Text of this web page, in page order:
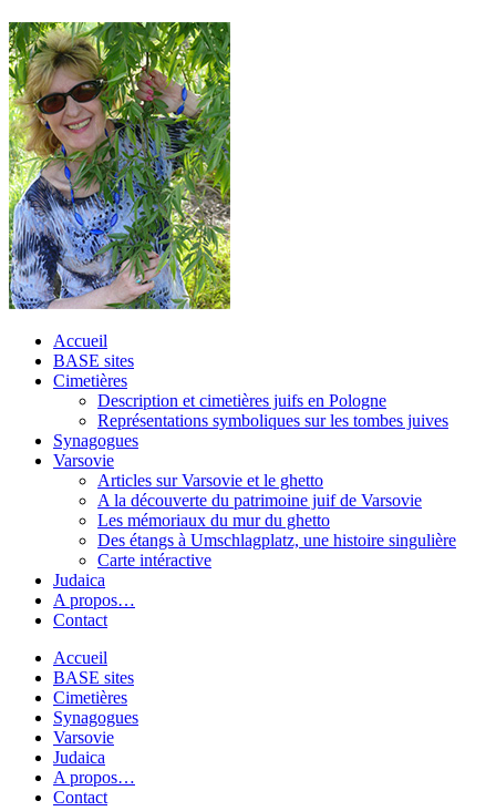
Accueil
BASE sites
Cimetières
Description et cimetières juifs en Pologne
Représentations symboliques sur les tombes juives
Synagogues
Varsovie
Articles sur Varsovie et le ghetto
A la découverte du patrimoine juif de Varsovie
Les mémoriaux du mur du ghetto
Des étangs à Umschlagplatz, une histoire singulière
Carte intéractive
Judaica
A propos…
Contact
Accueil
BASE sites
Cimetières
Synagogues
Varsovie
Judaica
A propos…
Contact